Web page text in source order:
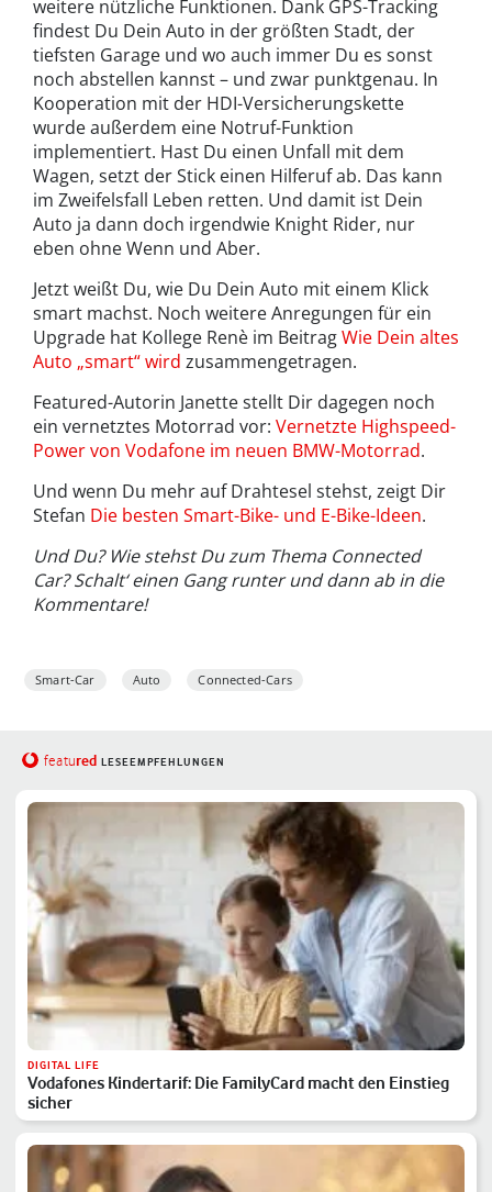
weitere nützliche Funktionen. Dank GPS-Tracking
findest Du Dein Auto in der größten Stadt, der
tiefsten Garage und wo auch immer Du es sonst
noch abstellen kannst – und zwar punktgenau. In
Kooperation mit der HDI-Versicherungskette
wurde außerdem eine Notruf-Funktion
implementiert. Hast Du einen Unfall mit dem
Wagen, setzt der Stick einen Hilferuf ab. Das kann
im Zweifelsfall Leben retten. Und damit ist Dein
Auto ja dann doch irgendwie Knight Rider, nur
eben ohne Wenn und Aber.
Jetzt weißt Du, wie Du Dein Auto mit einem Klick
smart machst. Noch weitere Anregungen für ein
Upgrade hat Kollege Renè im BeitragWie Dein altes
Auto „smart“ wird zusammengetragen.
Featured-Autorin Janette stellt Dir dagegen noch
ein vernetztes Motorrad vor: Vernetzte Highspeed-
Power von Vodafone im neuen BMW-Motorrad.
Und wenn Du mehr auf Drahtesel stehst, zeigt Dir
Stefan Die besten Smart-Bike- und E-Bike-Ideen.
Und Du? Wie stehst Du zum Thema Connected
Car? Schalt‘ einen Gang runter und dann ab in die
Kommentare!
Smart-Car Auto Connected-Cars
featured LESEEMPFEHLUNGEN
DIGITAL LIFE
Vodafones Kindertarif: Die FamilyCard macht den Einstieg
sicher